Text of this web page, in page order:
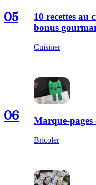
05
10 recettes au
bonus
Cuisiner
06 Marque-pages
Bricoler